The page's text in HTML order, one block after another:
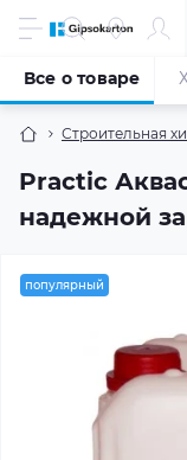
Строительная
Practic
надежной
Все о товаре
популярный